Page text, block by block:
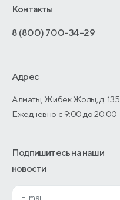
Отзывы покупателей
Адреса магазинов
Договор-оферты
Отельерам
Контакты
8 (800) 700-34-29
Адрес
Алматы, Жибек Жолы, д. 135
Ежедневно с 9:00 до 20:00
Подпишитесь на наши
новости